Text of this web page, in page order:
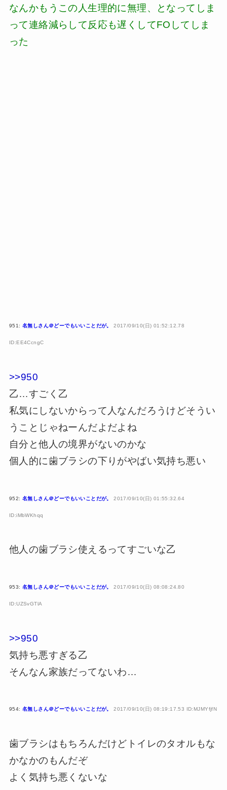
なんかもうこの人生理的に無理、となってしま
って連絡減らして反応も遅くしてFOしてしま
った
951: 名無しさん＠どーでもいいことだが。 2017/09/10(日) 01:52:12.78
ID:EE4CcngC
>>950
乙…すごく乙
私気にしないからって人なんだろうけどそうい
うことじゃねーんだよだよね
自分と他人の境界がないのかな
個人的に歯ブラシの下りがやばい気持ち悪い
952: 名無しさん＠どーでもいいことだが。 2017/09/10(日) 01:55:32.64
ID:iMbWKhqq
他人の歯ブラシ使えるってすごいな乙
953: 名無しさん＠どーでもいいことだが。 2017/09/10(日) 08:08:24.80
ID:UZSvGTlA
>>950
気持ち悪すぎる乙
そんなん家族だってないわ…
954: 名無しさん＠どーでもいいことだが。 2017/09/10(日) 08:19:17.53 ID:MJMYfjfN
歯ブラシはもちろんだけどトイレのタオルもな
かなかのもんだぞ
よく気持ち悪くないな